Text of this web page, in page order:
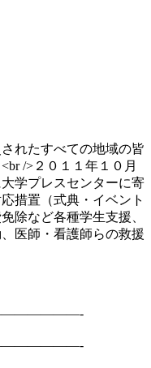
れたすべての地域の皆
/>２０１１年１０月
学プレスセンターに寄
措置（式典・イベント
除など各種学生支援、
医師・看護師らの救援